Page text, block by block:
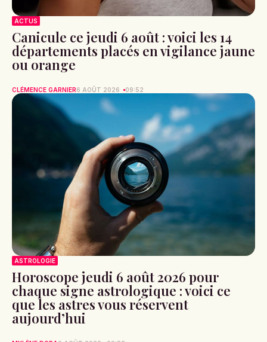
ACTUS
Canicule ce jeudi 6 août : voici les 14
départements placés en vigilance jaune
ou orange
CLÉMENCE GARNIER6 AOÛT 2026 09:52
ASTROLOGIE
Horoscope jeudi 6 août 2026 pour
chaque signe astrologique : voici ce
que les astres vous réservent
aujourd’hui